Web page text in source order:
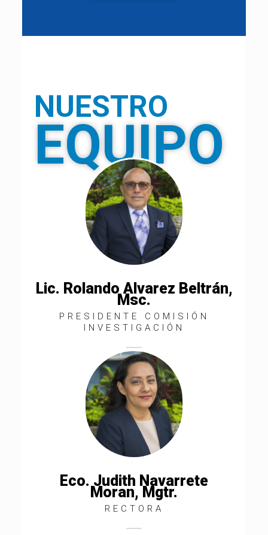
NUESTRO
EQUIPO
Lic. Rolando Alvarez Beltrán,
Msc.
PRESIDENTE COMISIÓN
INVESTIGACIÓN
Eco. Judith Navarrete
Moran, Mgtr.
RECTORA